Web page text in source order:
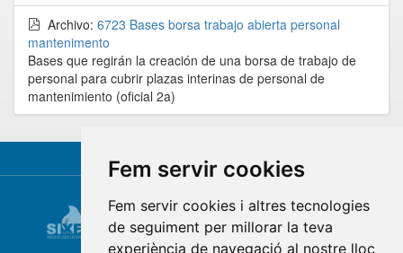
Fem servir cookies
Fem servir cookies i altres tecnologies
de seguiment per millorar la teva
experiència de navegació al nostre lloc
Archivo: 6723 Bases borsa trabajo abierta personal
mantenimento
Bases que regirán la creación de una borsa de trabajo de
personal para cubrir plazas interinas de personal de
mantenimiento (oficial 2a)